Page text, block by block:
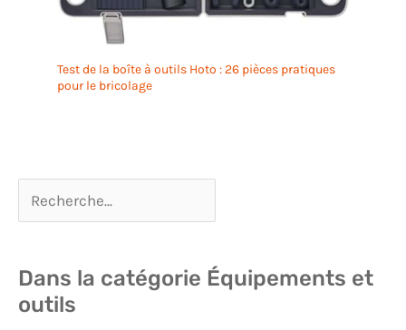
Test de la boîte à outils Hoto : 26 pièces pratiques
pour le bricolage
Dans la catégorie Équipements et
outils